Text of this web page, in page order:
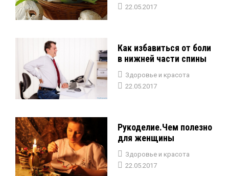
22.05.2017
Как избавиться от боли
в нижней части спины
Здоровье и красота
22.05.2017
Рукоделие.Чем полезно
для женщины
Здоровье и красота
22.05.2017